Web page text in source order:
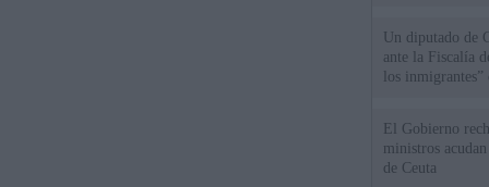
Un diputado de
ante la Fiscalía
los inmigrantes”
El Gobierno
ministros
de Ceuta